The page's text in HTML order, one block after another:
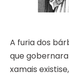
A furia dos
que
xamais